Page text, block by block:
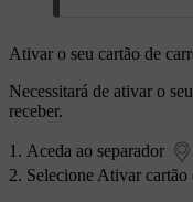
Ativar o seu cartão de
Necessitará de ativar o
receber.
Aceda ao separador
Selecione Ativar cartão